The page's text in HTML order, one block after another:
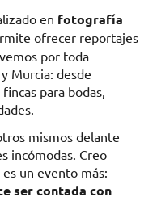
en fotografía
ofrecer reportajes
por toda
Murcia: desde
para bodas,
mismos delante
incómodas. Creo
un evento más:
ser contada con